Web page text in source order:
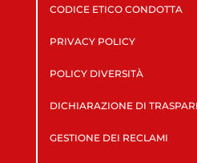
CODICE ETICO CONDOTTA
PRIVACY POLICY
POLICY DIVERSITÀ
DICHIARAZIONE DI
GESTIONE DEI RECLAMI